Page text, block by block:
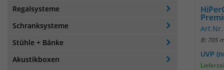
Regalsysteme
Schranksysteme
Stühle + Bänke
Akustikboxen
Art.Nr.
B: 705
UVP